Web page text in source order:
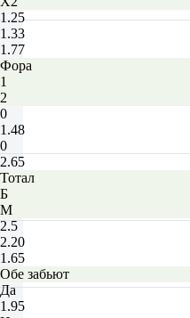
1.25
1.33
1.77
Фора
1
2
0
1.48
0
2.65
Тотал
Б
М
2.5
2.20
1.65
Обе забьют
Да
1.95